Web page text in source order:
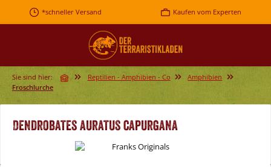
Zum Hauptinhalt springen
*schneller Versand Kaufen vom Experten
Sie sind hier: Reptilien - Amphibien - Co
Amphibien
Froschlurche
Dendrobates auratus capurgana